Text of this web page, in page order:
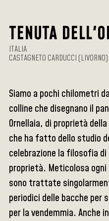
TENUTA
ITALIA
CASTAGNETO CARDUCCI (LIVORNO)
Siamo a pochi chilometri
colline che disegnano il
Ornellaia, di proprietà
che ha fatto dello studio
celebrazione la filosofia di
proprietà. Meticolosa
sono trattate
periodici delle bacche per
per la vendemmia. Anche